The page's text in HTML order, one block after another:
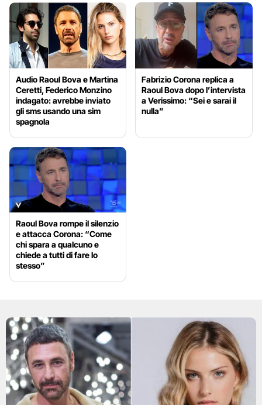
Audio Raoul Bova e Martina
Ceretti, Federico Monzino
indagato: avrebbe inviato
gli sms usando una sim
spagnola
Fabrizio Corona replica a
Raoul Bova dopo l’intervista
a Verissimo: “Sei e sarai il
nulla”
Raoul Bova rompe il silenzio
e attacca Corona: “Come
chi spara a qualcuno e
chiede a tutti di fare lo
stesso”